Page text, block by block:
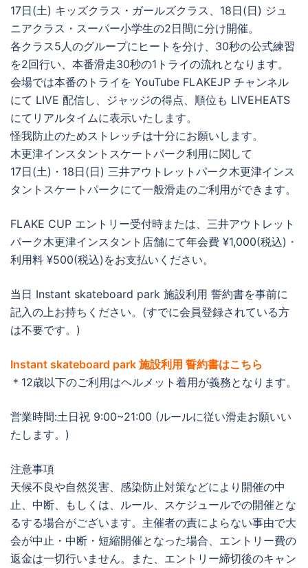
17日(土) キッズクラス・ガールズクラス、18日(日) ジュ
ニアクラス・スーパー小学生の2日間に分け開催。
各クラス5人のグループにヒートを分け、30秒の公式練習
を2回行い、本番滑走30秒の1トライの流れとなります。
会場では本番のトライを YouTube FLAKEJP チャンネル
にて LIVE 配信し、ジャッジの得点、順位も LIVEHEATS
にてリアルタイムに表示いたします。
怪我防止のためストレッチは十分にお願いします。
木更津インスタントスケートパーク利用に関して
17日(土)・18日(日) 三井アウトレットパーク木更津インス
タントスケートパークにて一般滑走のご利用ができます。
FLAKE CUP エントリー受付時または、三井アウトレット
パーク木更津インスタント店舗にて年会費 ¥1,000(税込)・
利用料 ¥500(税込)をお支払いください。
当日 Instant skateboard park 施設利用 誓約書を事前に
記入の上お持ちください。(すでに会員登録されている方
は不要です。)
Instant skateboard park 施設利用 誓約書はこちら
＊12歳以下のご利用はヘルメット着用が義務となります。
営業時間:土日祝 9:00~21:00 (ルールに従い滑走お願いい
たします。)
注意事項
天候不良や自然災害、感染防止対策などにより開催の中
止、中断、もしくは、ルール、スケジュールでの開催とな
るする場合がございます。主催者の責によらない事由で大
会が中止・中断・短縮開催となった場合、エントリー費の
返金は一切行いません。また、エントリー締切後のキャン